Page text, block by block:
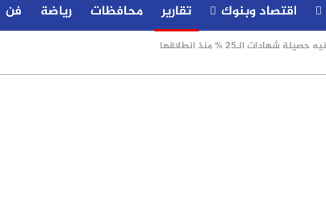
اقتصاد وبنوك تقارير محافظات رياضة فن